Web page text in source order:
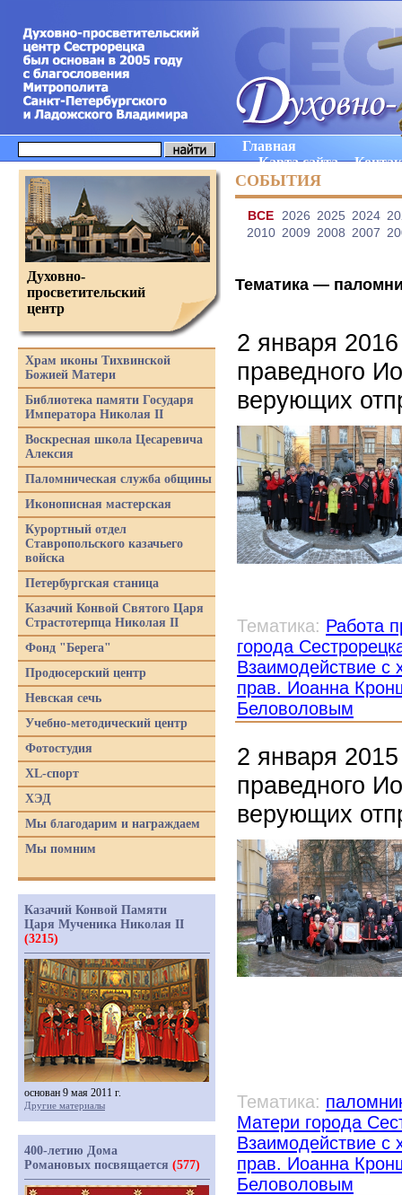
Главная
Карта сайта
СОБЫТИЯ
ВCE 2026 2025 2024
2010 2009 2008 2007
Тематика —
2 января
праведного
верующих
Тематика: Работа
города
Взаимодействие с
прав. Иоанна
Беловоловым
2 января
праведного
верующих
Тематика:
Матери города
Взаимодействие с
прав. Иоанна
Беловоловым
Духовно-
просветительский
центр
Храм иконы Тихвинской
Божией Матери
Библиотека памяти Государя
Императора Николая II
Воскресная школа Цесаревича
Алексия
Паломническая служба общины
Иконописная мастерская
Курортный отдел
Ставропольского казачьего
войска
Петербургская станица
Казачий Конвой Святого Царя
Страстотерпца Николая II
Фонд "Берега"
Продюсерский центр
Невская сечь
Учебно-методический центр
Фотостудия
XL-спорт
ХЭД
Мы благодарим и награждаем
Мы помним
Казачий Конвой Памяти
Царя Мученика Николая II
(3215)
основан 9 мая 2011 г.
Другие материалы
400-летию Дома
Романовых посвящается (577)